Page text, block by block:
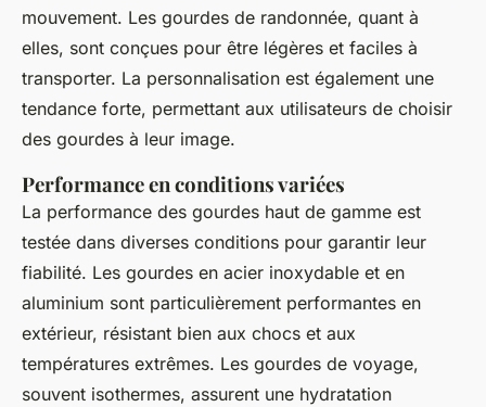
mouvement. Les gourdes de randonnée, quant à
elles, sont conçues pour être légères et faciles à
transporter. La personnalisation est également une
tendance forte, permettant aux utilisateurs de choisir
des gourdes à leur image.
Performance en conditions variées
La performance des gourdes haut de gamme est
testée dans diverses conditions pour garantir leur
fiabilité. Les gourdes en acier inoxydable et en
aluminium sont particulièrement performantes en
extérieur, résistant bien aux chocs et aux
températures extrêmes. Les gourdes de voyage,
souvent isothermes, assurent une hydratation